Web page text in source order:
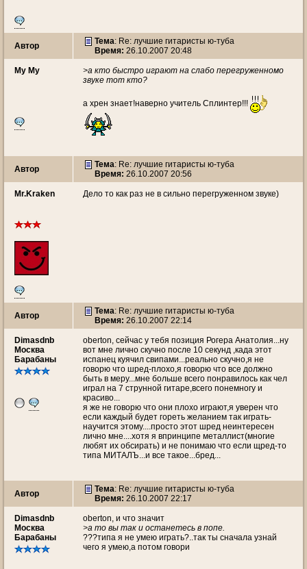
Автор Тема: Re: лучшие гитаристы ю-туба
Время: 26.10.2007 20:48
My My
>а кто быстро играют на слабо перегруженномо
звуке тот кто?
а хрен знает!наверно учитель Сплинтер!!!
Автор Тема: Re: лучшие гитаристы ю-туба
Время: 26.10.2007 20:56
Mr.Kraken Дело то как раз не в сильно перегруженном звуке)
Автор Тема: Re: лучшие гитаристы ю-туба
Время: 26.10.2007 22:14
Dimasdnb
Москва
Барабаны
oberton, сейчас у тебя позиция Рогера Анатолия...ну
вот мне лично скучно после 10 секунд ,када этот
испанец куячил свипами...реально скучно,я не
говорю что шред-плохо,я говорю что все должно
быть в меру...мне больше всего понравилось как чел
играл на 7 струнной гитаре,всего понемногу и
красиво...
я же не говорю что они плохо играют,я уверен что
если каждый будет гореть желанием так играть-
научится этому....просто этот шред неинтересен
лично мне....хотя я впринципе металлист(многие
любят их обсирать) и не понимаю что если щред-то
типа МИТАЛЪ...и все такое...бред...
Автор Тема: Re: лучшие гитаристы ю-туба
Время: 26.10.2007 22:17
Dimasdnb
Москва
Барабаны
oberton, и что значит
>а то вы так и останетесь в попе.
???типа я не умею играть?..так ты сначала узнай
чего я умею,а потом говори